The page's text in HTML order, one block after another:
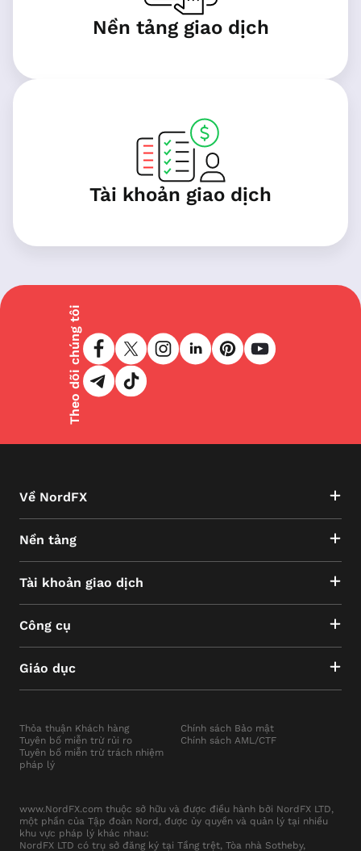
Nền tảng giao dịch
Tài khoản giao dịch
Theo dõi chúng tôi
Về NordFX
Nền tảng
Tài khoản giao dịch
Công cụ
Giáo dục
Thỏa thuận Khách hàng
Tuyên bố miễn trừ rủi ro
Tuyên bố miễn trừ trách nhiệm
pháp lý
Chính sách Bảo mật
Chính sách AML/CTF
www.NordFX.com thuộc sở hữu và được điều hành bởi NordFX LTD,
một phần của Tập đoàn Nord, được ủy quyền và quản lý tại nhiều
khu vực pháp lý khác nhau:
NordFX LTD có trụ sở đăng ký tại Tầng trệt, Tòa nhà Sotheby,